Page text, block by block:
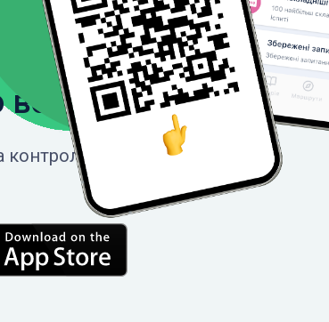
свій смартфон,
функцій
свій прогрес.